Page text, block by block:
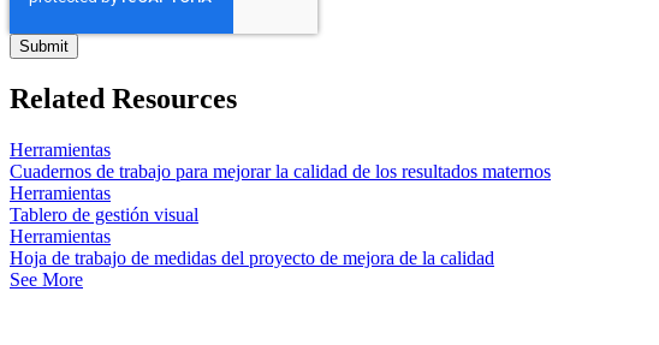
Related Resources
Herramientas
Cuadernos de trabajo para mejorar la calidad de los resultados maternos
Herramientas
Tablero de gestión visual
Herramientas
Hoja de trabajo de medidas del proyecto de mejora de la calidad
See More